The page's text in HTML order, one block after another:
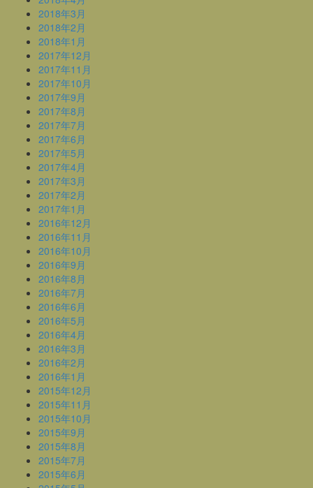
2018年3月
2018年2月
2018年1月
2017年12月
2017年11月
2017年10月
2017年9月
2017年8月
2017年7月
2017年6月
2017年5月
2017年4月
2017年3月
2017年2月
2017年1月
2016年12月
2016年11月
2016年10月
2016年9月
2016年8月
2016年7月
2016年6月
2016年5月
2016年4月
2016年3月
2016年2月
2016年1月
2015年12月
2015年11月
2015年10月
2015年9月
2015年8月
2015年7月
2015年6月